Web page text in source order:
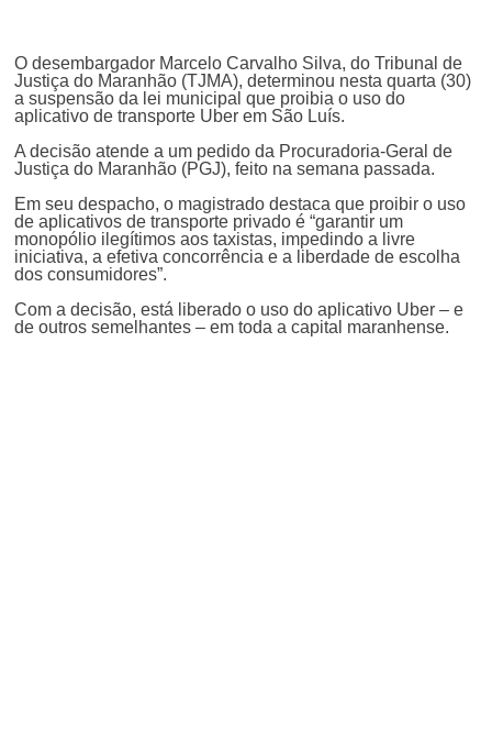
O desembargador Marcelo Carvalho Silva, do Tribunal de
Justiça do Maranhão (TJMA), determinou nesta quarta (30)
a suspensão da lei municipal que proibia o uso do
aplicativo de transporte Uber em São Luís.
A decisão atende a um pedido da Procuradoria-Geral de
Justiça do Maranhão (PGJ), feito na semana passada.
Em seu despacho, o magistrado destaca que proibir o uso
de aplicativos de transporte privado é “garantir um
monopólio ilegítimos aos taxistas, impedindo a livre
iniciativa, a efetiva concorrência e a liberdade de escolha
dos consumidores”.
Com a decisão, está liberado o uso do aplicativo Uber – e
de outros semelhantes – em toda a capital maranhense.